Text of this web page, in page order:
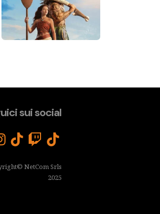
sui social
NetCom Srls
2025